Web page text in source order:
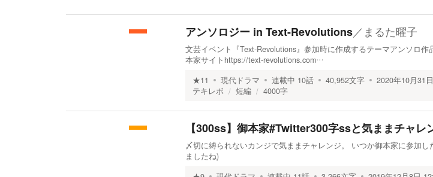
アンソロジー in Text-Revolutions／ まるた曜子
文芸イベント『Text-Revolutions』参加時に作成するテーマアンソロ作
本家サイトhttps://text-revolutions.com…
★11 現代ドラマ 連載中 10話 40,952文字 2020年10月31
テキレボ
短編 4000字
【300ss】御本家#Twitter300字ssと気ままチャレ
〆切に縛られないカンジで気ままチャレンジ。 いつか御本家に参加し
ましたね)